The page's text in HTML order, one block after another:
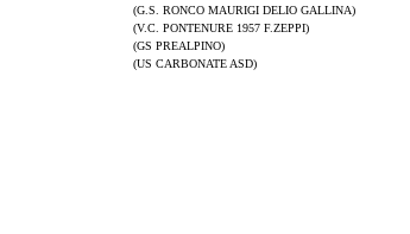
(G.S. RONCO MAURIGI DELIO GALLINA)
(V.C. PONTENURE 1957 F.ZEPPI)
(GS PREALPINO)
(US CARBONATE ASD)